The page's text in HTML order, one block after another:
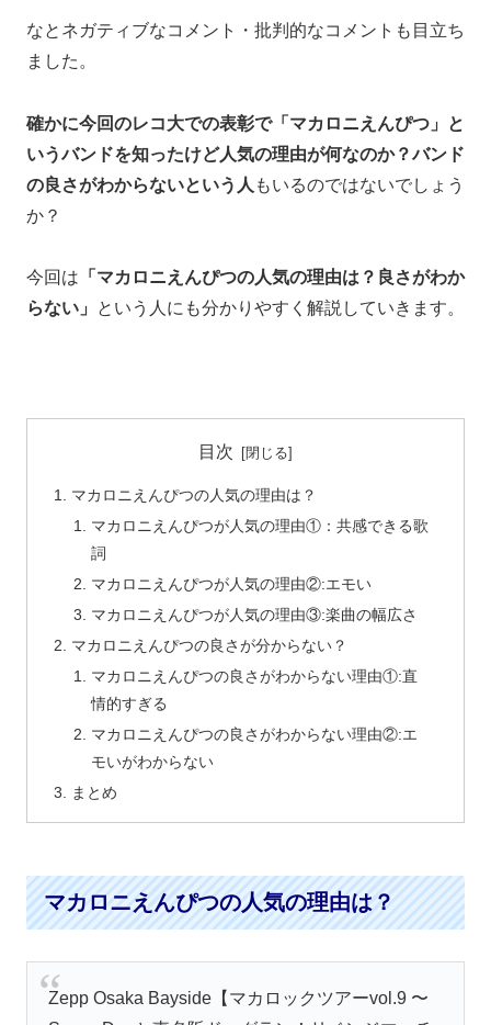
なとネガティブなコメント・批判的なコメントも目立ち
ました。
確かに今回のレコ大での表彰で「マカロニえんぴつ」と
いうバンドを知ったけど人気の理由が何なのか？バンド
の良さがわからないという人 もいるのではないでしょう
か？
今回は 「マカロニえんぴつの人気の理由は？良さがわか
らない」
という人にも分かりやすく解説していきます。
目次
マカロニえんぴつの人気の理由は？
マカロニえんぴつが人気の理由①：共感できる歌
詞
マカロニえんぴつが人気の理由②:エモい
マカロニえんぴつが人気の理由③:楽曲の幅広さ
マカロニえんぴつの良さが分からない？
マカロニえんぴつの良さがわからない理由①:直
情的すぎる
マカロニえんぴつの良さがわからない理由②:エ
モいがわからない
まとめ
マカロニえんぴつの人気の理由は？
Zepp Osaka Bayside【マカロックツアーvol.9 〜